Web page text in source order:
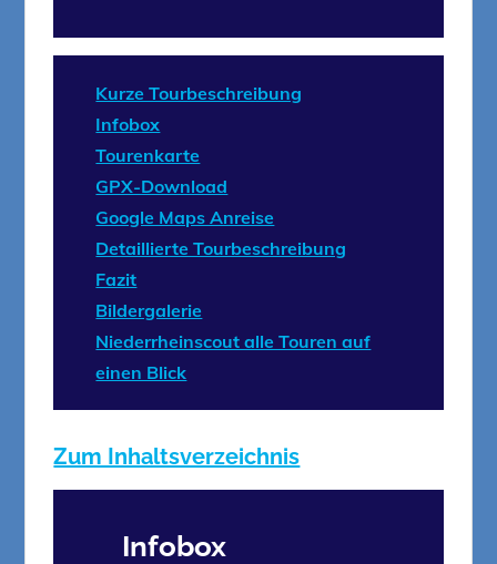
Kurze Tourbeschreibung
Infobox
Tourenkarte
GPX-Download
Google Maps Anreise
Detaillierte Tourbeschreibung
Fazit
Bildergalerie
Niederrheinscout alle Touren auf
einen Blick
Zum Inhaltsverzeichnis
Infobox